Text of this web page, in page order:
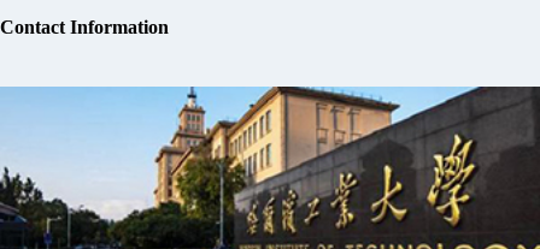
Contact Information